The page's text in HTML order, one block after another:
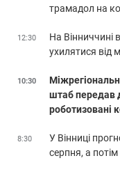
трамадол на
12:30
На
ухилятися від
10:30
штаб передав
роботизовані
8:30
У Вінниці
серпня, а